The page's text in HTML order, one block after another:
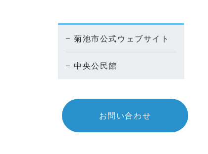
菊池市公式ウェブサイト
中央公民館
お問い合わせ